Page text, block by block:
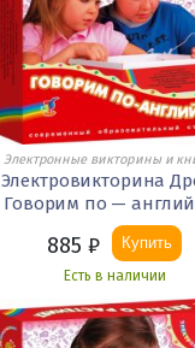
Электронные викторины и
Электровикторина
Говорим по —
885 ₽ Купить
Есть в наличии